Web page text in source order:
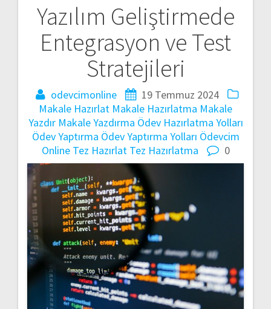
Yazılım Geliştirmede
Entegrasyon ve Test
Stratejileri
odevcimonline
19 Temmuz 2024
Makale Hazırlat Makale Hazırlatma Makale
Yazdır Makale Yazdırma Ödev Hazırlatma Yolları
Ödev Yaptırma Ödev Yaptırma Yolları Ödevcim
Online Tez Hazırlat Tez Hazırlatma 0
Yazı
gezinmesi